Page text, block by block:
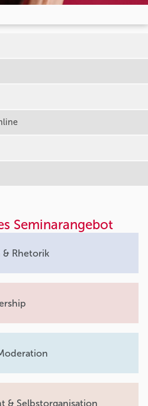
Seminarangebot
Rhetorik
& Selbstorganisation